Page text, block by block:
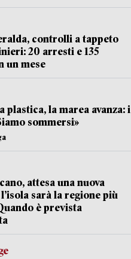
controlli a tappeto
20 arresti e 135
un mese
plastica, la marea avanza: i
sommersi»
attesa una nuova
sarà la regione più
è prevista